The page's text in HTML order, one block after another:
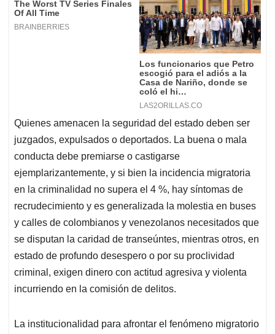
Quienes amenacen la seguridad del estado deben ser
juzgados, expulsados o deportados. La buena o mala
conducta debe premiarse o castigarse
ejemplarizantemente, y si bien la incidencia migratoria
en la criminalidad no supera el 4 %, hay síntomas de
recrudecimiento y es generalizada la molestia en buses
y calles de colombianos y venezolanos necesitados que
se disputan la caridad de transeúntes, mientras otros, en
estado de profundo desespero o por su proclividad
criminal, exigen dinero con actitud agresiva y violenta
incurriendo en la comisión de delitos.
La institucionalidad para afrontar el fenómeno migratorio